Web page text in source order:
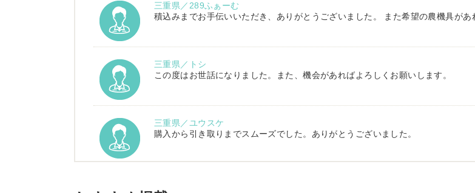
三重県／289ふぁーむ
積込みまでお手伝いいただき、ありがとうございました。 また希望の農機具があ
三重県／トシ
この度はお世話になりました。また、機会があればよろしくお願いします。
三重県／ユウスケ
購入から引き取りまでスムーズでした。ありがとうございました。